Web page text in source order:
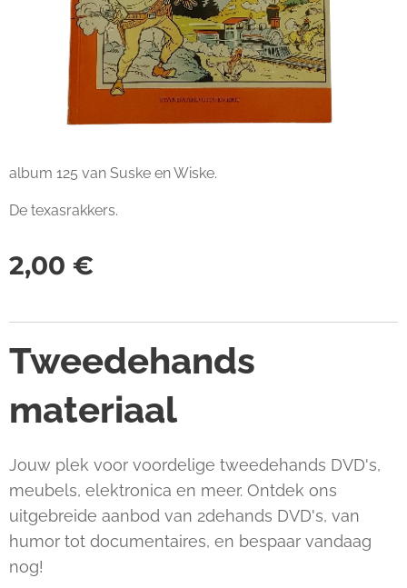
album 125 van Suske en Wiske.
De texasrakkers.
2,00 €
Tweedehands
materiaal
Jouw plek voor voordelige tweedehands DVD's,
meubels, elektronica en meer. Ontdek ons
uitgebreide aanbod van 2dehands DVD's, van
humor tot documentaires, en bespaar vandaag
nog!